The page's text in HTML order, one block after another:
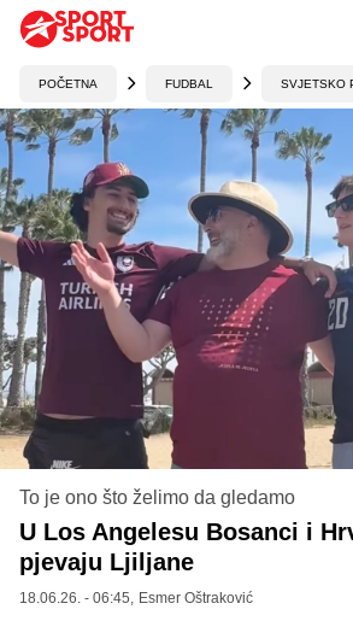
POČETNA FUDBAL SVJETSKO
To je ono što želimo da gledamo
U Los Angelesu Bosanci i
pjevaju Ljiljane
18.06.26. - 06:45, Esmer Oštraković